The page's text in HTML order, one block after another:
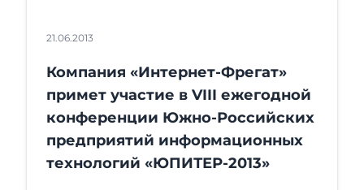
21.06.2013
Компания «Интернет-Фрегат»
примет участие в VIII ежегодной
конференции Южно-Российских
предприятий информационных
технологий «ЮПИТЕР-2013»